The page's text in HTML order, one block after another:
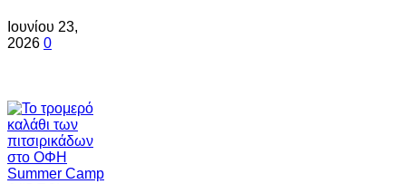
Ιουνίου 23,
2026 0